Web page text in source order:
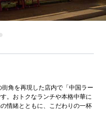
角を再現した店内で「中国ラー
。おトクなランチや本格中華に
情緒とともに、こだわりの一杯